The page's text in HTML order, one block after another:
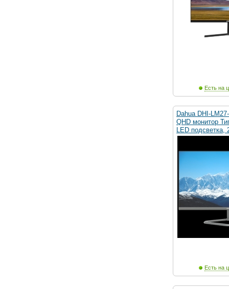
Есть на
Dahua DHI-
QHD монитор
LED подсветка,
Есть на